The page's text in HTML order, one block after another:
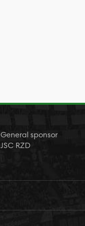
General sponsor
JSC RZD